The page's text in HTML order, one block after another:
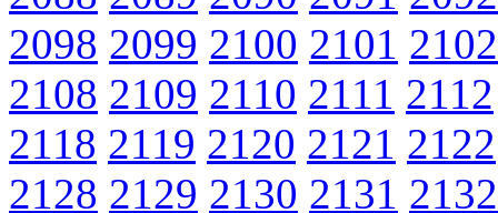
2098 2099 2100 2101 2102
2108 2109 2110 2111 2112
2118 2119 2120 2121 2122
2128 2129 2130 2131 2132